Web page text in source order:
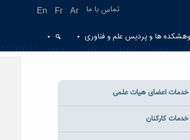
En Fr Ar تماس با ما
ها و پردیس علم و فناوری
خدمات اعضای هیات علمی
خدمات کارکنان